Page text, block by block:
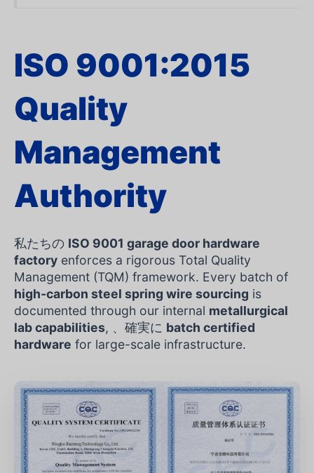
ISO 9001:2015
Quality
Management
Authority
私たちの ISO 9001 garage door hardware
factory enforces a rigorous Total Quality
Management (TQM) framework. Every batch of
high-carbon steel spring wire sourcing is
documented through our internal metallurgical
lab capabilities, 、確実に batch certified
hardware for large-scale infrastructure.